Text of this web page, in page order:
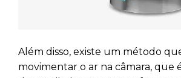
Além disso, existe um método
movimentar o ar na câmara, que